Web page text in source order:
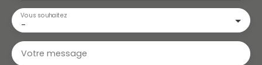
-
Vous souhaitez
Votre message